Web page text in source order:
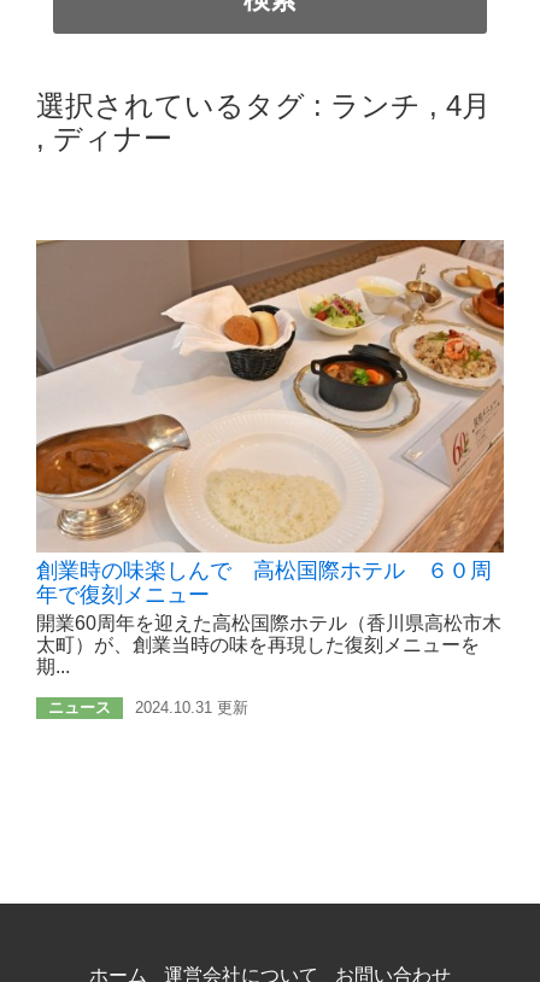
選択されているタグ : ランチ , 4月
, ディナー
創業時の味楽しんで 高松国際ホテル ６０周
年で復刻メニュー
開業60周年を迎えた高松国際ホテル（香川県高松市木
太町）が、創業当時の味を再現した復刻メニューを
期...
ニュース 2024.10.31 更新
ホーム 運営会社について お問い合わせ